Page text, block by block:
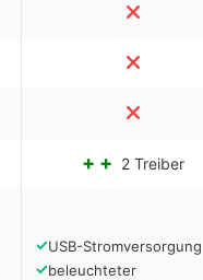
2 Treiber
✓USB-Stromversorgung
✓beleuchteter